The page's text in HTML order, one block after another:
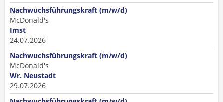
Nachwuchsführungskraft (m/w/d)
McDonald's
Imst
24.07.2026
Nachwuchsführungskraft (m/w/d)
McDonald's
Wr. Neustadt
29.07.2026